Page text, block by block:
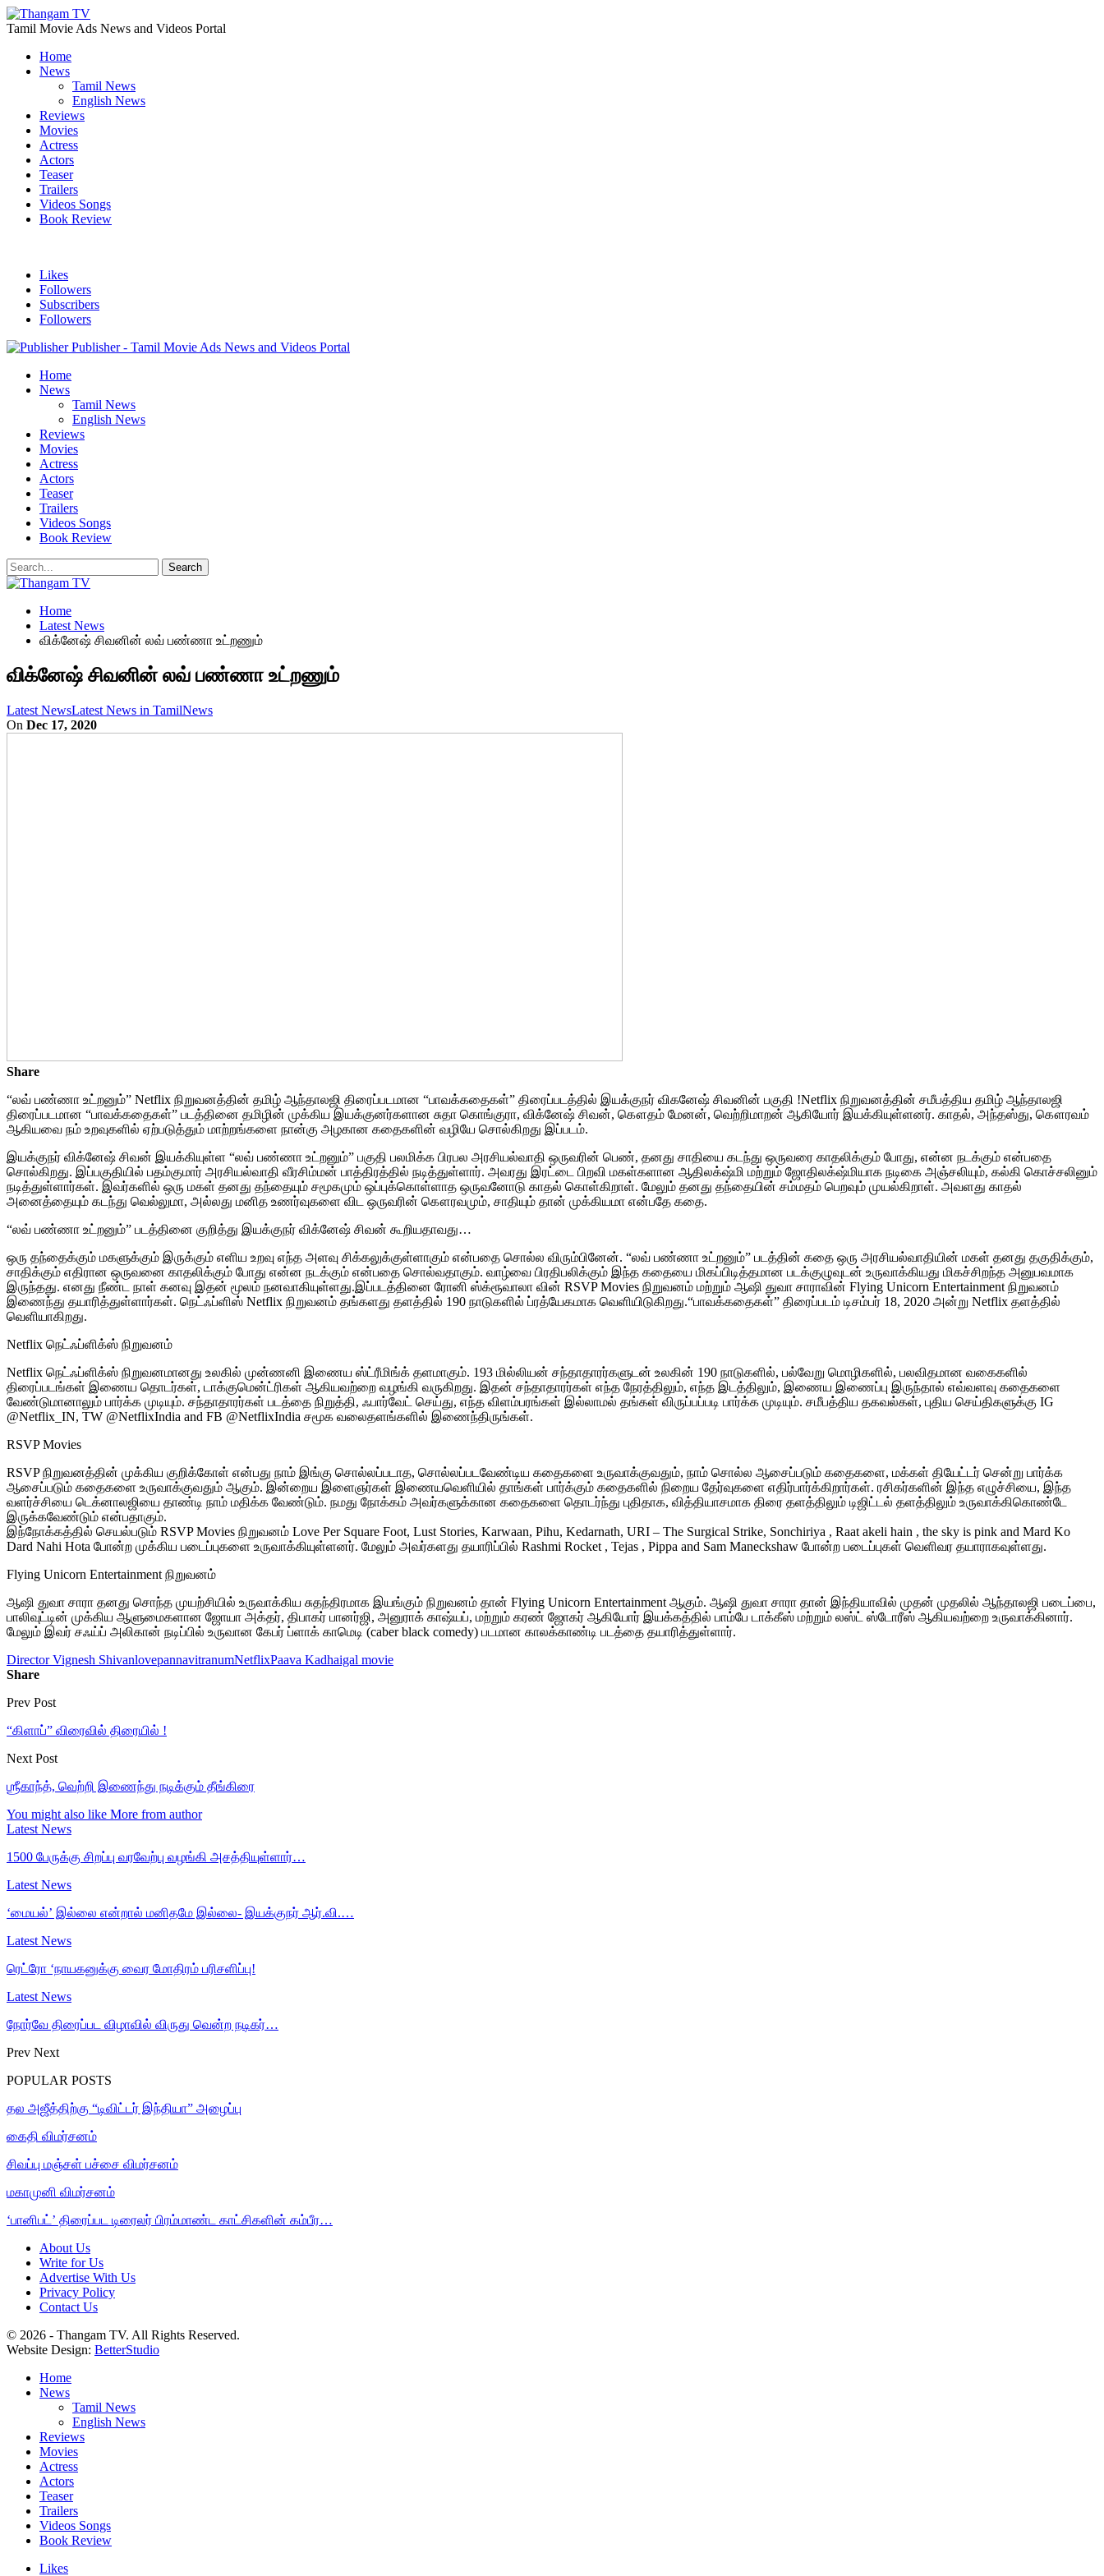
Tamil Movie Ads News and Videos Portal
Home
News
Tamil News
English News
Reviews
Movies
Actress
Actors
Teaser
Trailers
Videos Songs
Book Review
Likes
Followers
Subscribers
Followers
Publisher - Tamil Movie Ads News and Videos Portal
Home
News
Tamil News
English News
Reviews
Movies
Actress
Actors
Teaser
Trailers
Videos Songs
Book Review
Home
Latest News
விக்னேஷ் சிவனின் லவ் பண்ணா உட்றணும்
விக்னேஷ் சிவனின் லவ் பண்ணா உட்றணும்
Latest NewsLatest News in TamilNews
On Dec 17, 2020
Share
“லவ் பண்ணா உட்றனும்” Netflix நிறுவனத்தின் தமிழ் ஆந்தாலஜி திரைப்படமான “பாவக்கதைகள்” திரைப்படத்தில் இயக்குநர் விகனேஷ் சிவனின் பகுதி !Netflix நிறுவனத்தின் சமீபத்திய தமிழ் ஆந்தாலஜி
திரைப்படமான “பாவக்கதைகள்” படத்தினை தமிழின் முக்கிய இயக்குனர்களான சுதா கொங்குரா, விக்னேஷ் சிவன், கௌதம் மேனன், வெற்றிமாறன் ஆகியோர் இயக்கியுள்ளனர். காதல், அந்தஸ்து, கௌரவம்
ஆகியவை நம் உறவுகளில் ஏற்படுத்தும் மாற்றங்களை நான்கு அழகான கதைகளின் வழியே சொல்கிறது இப்படம்.
இயக்குநர் விக்னேஷ் சிவன் இயக்கியுள்ள “லவ் பண்ணா உட்றனும்” பகுதி பலமிக்க பிரபல அரசியல்வாதி ஒருவரின் பெண், தனது சாதியை கடந்து ஒருவரை காதலிக்கும் போது, என்ன நடக்கும் என்பதை
சொல்கிறது. இப்பகுதியில் பதம்குமார் அரசியல்வாதி வீரசிம்மன் பாத்திரத்தில் நடித்துள்ளார். அவரது இரட்டை பிறவி மகள்களான ஆதிலக்‌ஷ்மி மற்றும் ஜோதிலக்‌ஷ்மியாக நடிகை அஞ்சலியும், கல்கி கொச்சலினும்
நடித்துள்ளார்கள். இவர்களில் ஒரு மகள் தனது தந்தையும் சமூகமும் ஒப்புக்கொள்ளாத ஒருவனோடு காதல் கொள்கிறாள். மேலும் தனது தந்தையின் சம்மதம் பெறவும் முயல்கிறாள். அவளது காதல்
அனைத்தையும் கடந்து வெல்லுமா, அல்லது மனித உணர்வுகளை விட ஒருவரின் கௌரவமும், சாதியும் தான் முக்கியமா என்பதே கதை.
“லவ் பண்ணா உட்றனும்” படத்தினை குறித்து இயக்குநர் விக்னேஷ் சிவன் கூறியதாவது…
ஒரு தந்தைக்கும் மகளுக்கும் இருக்கும் எளிய உறவு எந்த அளவு சிக்கலுக்குள்ளாகும் என்பதை சொல்ல விரும்பினேன். “லவ் பண்ணா உட்றனும்” படத்தின் கதை ஒரு அரசியல்வாதியின் மகள் தனது தகுதிக்கும்,
சாதிக்கும் எதிரான ஒருவனை காதலிக்கும் போது என்ன நடக்கும் என்பதை சொல்வதாகும். வாழ்வை பிரதிபலிக்கும் இந்த கதையை மிகப்பிடித்தமான படக்குழுவுடன் உருவாக்கியது மிகச்சிறந்த அனுபவமாக
இருந்தது. எனது நீண்ட நாள் கனவு இதன் மூலம் நனவாகியுள்ளது.இப்படத்தினை ரோனி ஸ்க்ரூவாலா வின் RSVP Movies நிறுவனம் மற்றும் ஆஷி துவா சாராவின் Flying Unicorn Entertainment நிறுவனம்
இணைந்து தயாரித்துள்ளார்கள். நெட்ஃப்ளிஸ் Netflix நிறுவனம் தங்களது தளத்தில் 190 நாடுகளில் ப்ரத்யேகமாக வெளியிடுகிறது.“பாவக்கதைகள்” திரைப்படம் டிசம்பர் 18, 2020 அன்று Netflix தளத்தில்
வெளியாகிறது.
Netflix நெட்ஃப்ளிக்ஸ் நிறுவனம்
Netflix நெட்ஃப்ளிக்ஸ் நிறுவனமானது உலகில் முன்ணனி இணைய ஸ்ட்ரீமிங்க் தளமாகும். 193 மில்லியன் சந்தாதாரர்களுடன் உலகின் 190 நாடுகளில், பல்வேறு மொழிகளில், பலவிதமான வகைகளில்
திரைப்படங்கள் இணைய தொடர்கள், டாக்குமென்ட்ரிகள் ஆகியவற்றை வழங்கி வருகிறது. இதன் சந்தாதாரர்கள் எந்த நேரத்திலும், எந்த இடத்திலும், இணைய இணைப்பு இருந்தால் எவ்வளவு கதைகளை
வேண்டுமானாலும் பார்க்க முடியும். சந்தாதாரர்கள் படத்தை நிறுத்தி, ஃபார்வேட் செய்து, எந்த விளம்பரங்கள் இல்லாமல் தங்கள் விருப்பப்படி பார்க்க முடியும். சமீபத்திய தகவல்கள், புதிய செய்திகளுக்கு IG
@Netflix_IN, TW @NetflixIndia and FB @NetflixIndia சமூக வலைதளங்களில் இணைந்திருங்கள்.
RSVP Movies
RSVP நிறுவனத்தின் முக்கிய குறிக்கோள் என்பது நாம் இங்கு சொல்லப்படாத, சொல்லப்படவேண்டிய கதைகளை உருவாக்குவதும், நாம் சொல்ல ஆசைப்படும் கதைகளை, மக்கள் தியேட்டர் சென்று பார்க்க
ஆசைப்படும் கதைகளை உருவாக்குவதும் ஆகும். இன்றைய இளைஞர்கள் இணையவெளியில் தாங்கள் பார்க்கும் கதைகளில் நிறைய தேர்வுகளை எதிர்பார்க்கிறார்கள். ரசிகர்களின் இந்த எழுச்சியை, இந்த
வளர்ச்சியை டெக்னாலஜியை தாண்டி நாம் மதிக்க வேண்டும். நமது நோக்கம் அவர்களுக்கான கதைகளை தொடர்ந்து புதிதாக, வித்தியாசமாக திரை தளத்திலும் டிஜிட்டல் தளத்திலும் உருவாக்கிகொண்டே
இருக்கவேண்டும் என்பதாகும்.
இந்நோக்கத்தில் செயல்படும் RSVP Movies நிறுவனம் Love Per Square Foot, Lust Stories, Karwaan, Pihu, Kedarnath, URI – The Surgical Strike, Sonchiriya , Raat akeli hain , the sky is pink and Mard Ko
Dard Nahi Hota போன்ற முக்கிய படைப்புகளை உருவாக்கியுள்ளனர். மேலும் அவர்களது தயாரிப்பில் Rashmi Rocket , Tejas , Pippa and Sam Maneckshaw போன்ற படைப்புகள் வெளிவர தயாராகவுள்ளது.
Flying Unicorn Entertainment நிறுவனம்
ஆஷி துவா சாரா தனது சொந்த முயற்சியில் உருவாக்கிய சுதந்திரமாக இயங்கும் நிறுவனம் தான் Flying Unicorn Entertainment ஆகும். ஆஷி துவா சாரா தான் இந்தியாவில் முதன் முதலில் ஆந்தாலஜி படைப்பை,
பாலிவுட்டின் முக்கிய ஆளுமைகளான ஜோயா அக்தர், திபாகர் பானர்ஜி, அனுராக் காஷ்யப், மற்றும் கரண் ஜோகர் ஆகியோர் இயக்கத்தில் பாம்பே டாக்கீஸ் மற்றும் லஸ்ட் ஸ்டோரீஸ் ஆகியவற்றை உருவாக்கினார்.
மேலும் இவர் சஃய்ப் அலிகான் நடிப்பில் உருவான கேபர் ப்ளாக் காமெடி (caber black comedy) படமான காலக்காண்டி படத்தை தயாரித்துள்ளார்.
Director Vignesh ShivanlovepannavitranumNetflixPaava Kadhaigal movie
Share
Prev Post
“கிளாப்” விரைவில் திரையில் !
Next Post
ஶ்ரீகாந்த், வெற்றி இணைந்து நடிக்கும் தீங்கிரை
You might also like More from author
Latest News
1500 பேருக்கு சிறப்பு வரவேற்பு வழங்கி அசத்தியுள்ளார்…
Latest News
‘மையல்’ இல்லை என்றால் மனிதமே இல்லை- இயக்குநர் ஆர்.வி.…
Latest News
ரெட்ரோ ‘நாயகனுக்கு வைர மோதிரம் பரிசளிப்பு!
Latest News
நோர்வே திரைப்பட விழாவில் விருது வென்ற நடிகர்…
Prev Next
POPULAR POSTS
தல அஜீத்திற்கு “டிவிட்டர் இந்தியா” அழைப்பு
கைதி விமர்சனம்
சிவப்பு மஞ்சள் பச்சை விமர்சனம்
மகாமுனி விமர்சனம்
‘பானிபட்’ திரைப்பட டிரைலர் பிரம்மாண்ட காட்சிகளின் கம்பீர…
About Us
Write for Us
Advertise With Us
Privacy Policy
Contact Us
© 2026 - Thangam TV. All Rights Reserved.
Website Design: BetterStudio
Home
News
Tamil News
English News
Reviews
Movies
Actress
Actors
Teaser
Trailers
Videos Songs
Book Review
Likes